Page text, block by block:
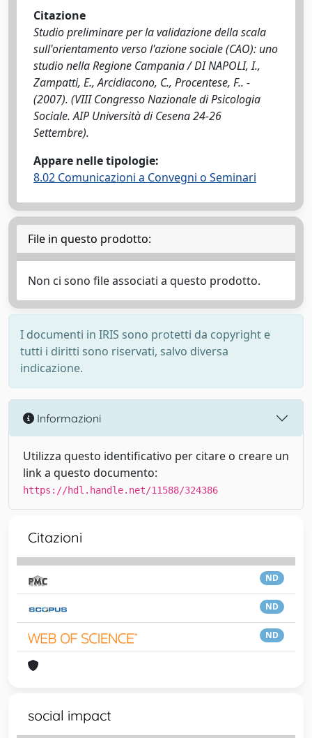
Citazione
Studio preliminare per la validazione della scala
sull'orientamento verso l'azione sociale (CAO): uno
studio nella Regione Campania / DI NAPOLI, I.,
Zampatti, E., Arcidiacono, C., Procentese, F.. -
(2007). (VIII Congresso Nazionale di Psicologia
Sociale. AIP Università di Cesena 24-26
Settembre).
Appare nelle tipologie:
8.02 Comunicazioni a Convegni o Seminari
File in questo prodotto:
Non ci sono file associati a questo prodotto.
I documenti in IRIS sono protetti da copyright e
tutti i diritti sono riservati, salvo diversa
indicazione.
Informazioni
Utilizza questo identificativo per citare o creare un
link a questo documento:
https://hdl.handle.net/11588/324386
Citazioni
ND
ND
ND
social impact